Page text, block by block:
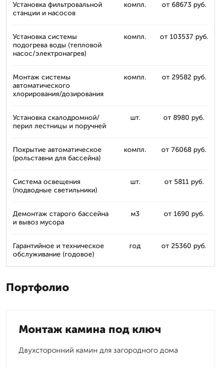
Установка фильтровальной
станции и насосов
компл. от 68673 руб.
Установка системы
подогрева воды (тепловой
насос/электронагрев)
компл. от 103537 руб.
Монтаж системы
автоматического
хлорирования/дозирования
компл. от 29582 руб.
Установка скалодромной/
перил лестницы и поручней
шт. от 8980 руб.
Покрытие автоматическое
(рольставни для бассейна)
компл. от 76068 руб.
Система освещения
(подводные светильники)
шт. от 5811 руб.
Демонтаж старого бассейна
и вывоз мусора
м3 от 1690 руб.
Гарантийное и техническое
обслуживание (годовое)
год от 25360 руб.
Портфолио
Монтаж камина под ключ
Двухсторонний камин для загородного дома